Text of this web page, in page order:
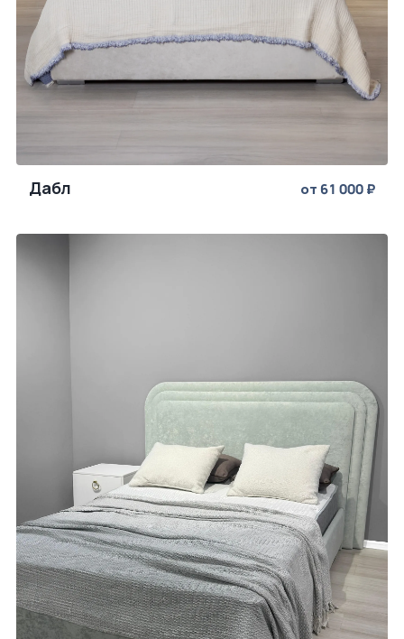
Дабл от 61 000 ₽